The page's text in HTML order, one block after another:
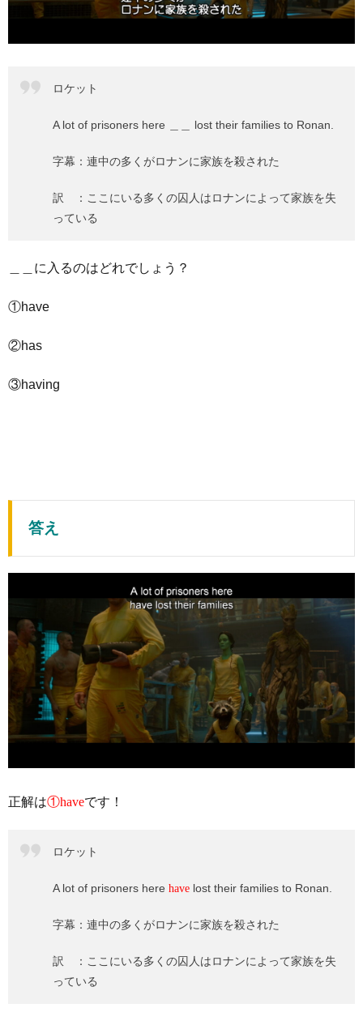
ロケット
A lot of prisoners here ＿＿ lost their families to Ronan.
字幕：連中の多くがロナンに家族を殺された
訳 ：ここにいる多くの囚人はロナンによって家族を失
っている
＿＿に入るのはどれでしょう？
①have
②has
③having
答え
正解は①haveです！
ロケット
A lot of prisoners here have lost their families to Ronan.
字幕：連中の多くがロナンに家族を殺された
訳 ：ここにいる多くの囚人はロナンによって家族を失
っている